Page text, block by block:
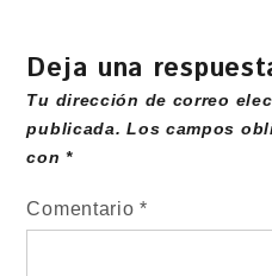
Deja una
Tu dirección de correo
publicada. Los campos
con*
Comentario*